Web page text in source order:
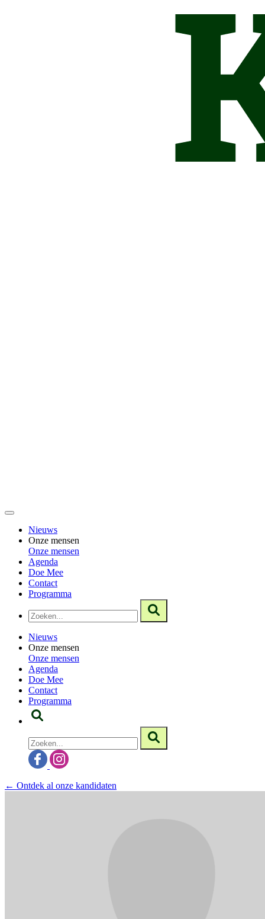
Nieuws
Onze mensen
Onze mensen
Agenda
Doe Mee
Contact
Programma
Nieuws
Onze mensen
Onze mensen
Agenda
Doe Mee
Contact
Programma
← Ontdek al onze kandidaten